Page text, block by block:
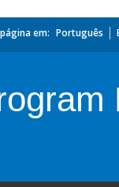
em: Português